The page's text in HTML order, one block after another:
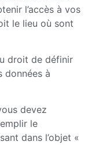
l’accès à vos
le lieu où sont
droit de définir
données à
devez
le
dans l’objet «